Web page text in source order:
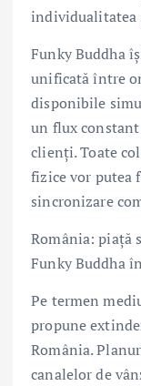
individualitatea
Funky Buddha
unificată între
disponibile
un flux
clienți. Toate
fizice vor putea
sincronizare
România: piață
Funky Buddha
Pe termen
propune
România.
canalelor de